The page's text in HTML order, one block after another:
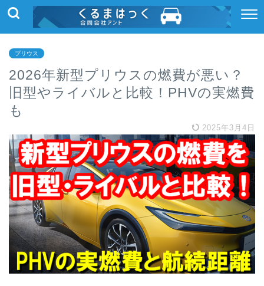
プリウス
2026年新型プリウスの燃費が悪い？
旧型やライバルと比較！PHVの実燃費
も
2025年3月4日